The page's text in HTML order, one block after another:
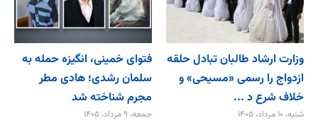
وزارت ارشاد طالبان تبادل حلقه
ازدواج را رسمی «مسیحی» و
خلاف شرع د ...
شنبه، ۱۰ مرداد، ۱۴۰۵
فتوای خمینی، انگیزه حمله به
سلمان رشدی؛ هادی مطر
مجرم شناخته شد
جمعه، ۹ مرداد، ۱۴۰۵